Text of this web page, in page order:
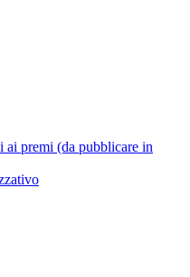
ai premi (da pubblicare in